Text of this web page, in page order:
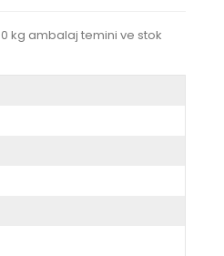
kg ambalaj temini ve stok